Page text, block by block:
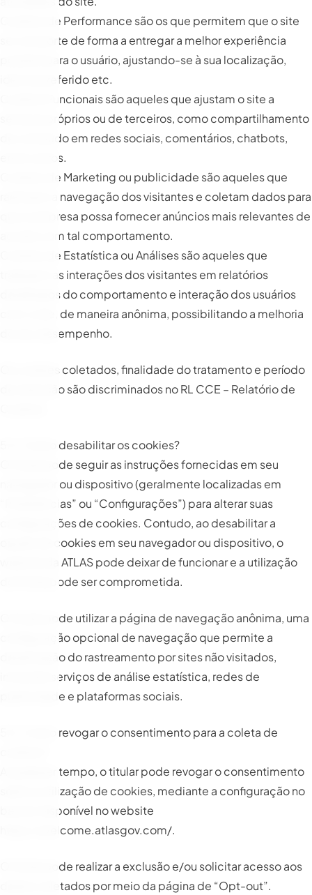
Cookies de Performance são os que permitem que o site
se comporte de forma a entregar a melhor experiência
possível para o usuário, ajustando-se à sua localização,
idioma preferido etc.
Cookies Funcionais são aqueles que ajustam o site a
serviços próprios ou de terceiros, como compartilhamento
de conteúdo em redes sociais, comentários, chatbots,
entre outros.
Cookies de Marketing ou publicidade são aqueles que
rastreiam a navegação dos visitantes e coletam dados para
que a empresa possa fornecer anúncios mais relevantes de
acordo com tal comportamento.
Cookies de Estatística ou Análises são aqueles que
traduzem as interações dos visitantes em relatórios
detalhados do comportamento e interação dos usuários
com o site, de maneira anônima, possibilitando a melhoria
do seu desempenho.
Os cookies coletados, finalidade do tratamento e período
de retenção são discriminados no RL CCE – Relatório de
5.4. Como desabilitar os cookies?
O titular pode seguir as instruções fornecidas em seu
navegador ou dispositivo (geralmente localizadas em
“Preferências” ou “Configurações”) para alterar suas
configurações de cookies. Contudo, ao desabilitar a
opção de cookies em seu navegador ou dispositivo, o
website da ATLAS pode deixar de funcionar e a utilização
do Portal pode ser comprometida.
O titular pode utilizar a página de navegação anônima, uma
configuração opcional de navegação que permite a
desativação do rastreamento por sites não visitados,
incluindo serviços de análise estatística, redes de
publicidade e plataformas sociais.
5.5. Como revogar o consentimento para a coleta de
A qualquer tempo, o titular pode revogar o consentimento
sobre a utilização de cookies, mediante a configuração no
banner disponível no website
https://welcome.atlasgov.com/.
O titular pode realizar a exclusão e/ou solicitar acesso aos
dados coletados por meio da página de “Opt-out”.